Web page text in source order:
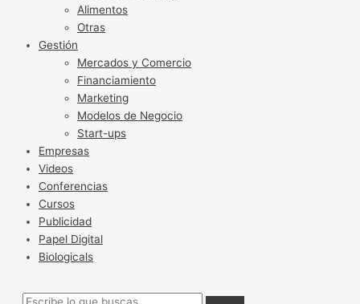
Alimentos
Otras
Gestión
Mercados y Comercio
Financiamiento
Marketing
Modelos de Negocio
Start-ups
Empresas
Videos
Conferencias
Cursos
Publicidad
Papel Digital
Biologicals